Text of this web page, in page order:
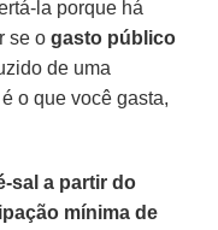
la porque há
se ogasto público
de uma
o que você gasta,
sal a partir do
mínima de